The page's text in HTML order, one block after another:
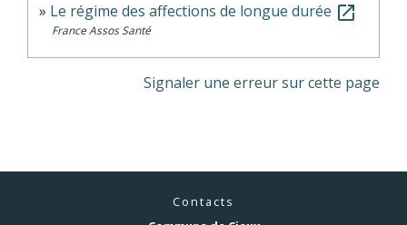
Le régime des affections de longue durée open_in_new
France Assos Santé
Signaler une erreur sur cette page
Contacts